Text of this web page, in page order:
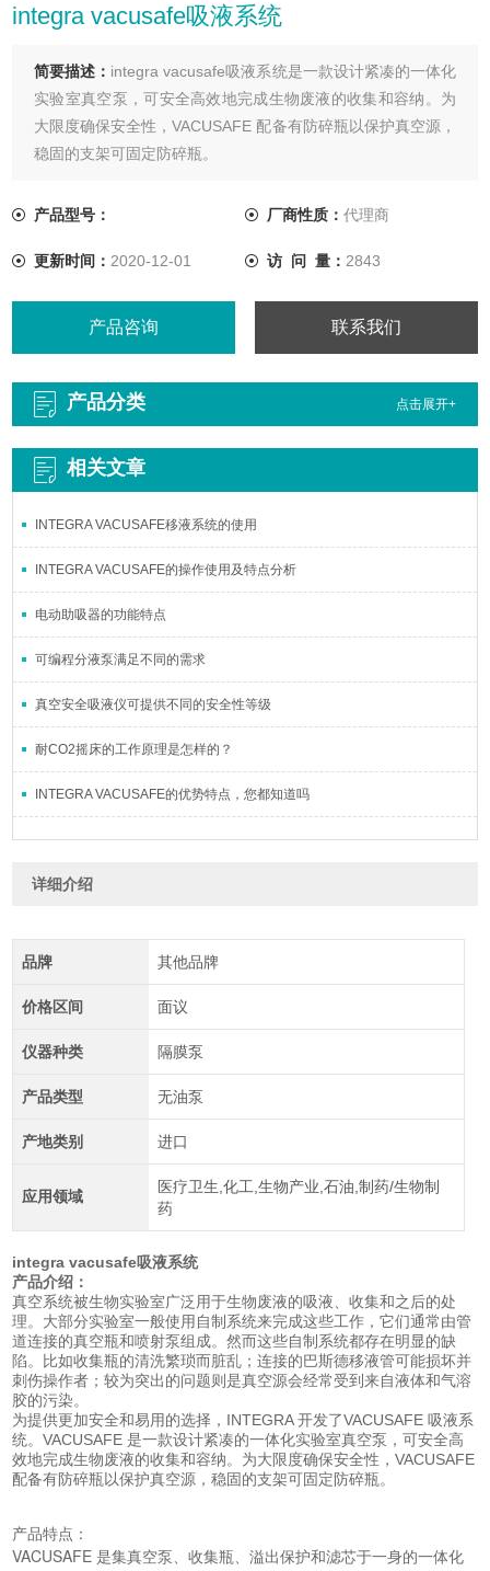
integra vacusafe吸液系统
简要描述： integra vacusafe吸液系统是一款设计紧凑的一体化
实验室真空泵，可安全高效地完成生物废液的收集和容纳。为
大限度确保安全性，VACUSAFE 配备有防碎瓶以保护真空源，
稳固的支架可固定防碎瓶。
产品型号： 厂商性质： 代理商
更新时间： 2020-12-01 访 问 量： 2843
产品咨询 联系我们
产品分类 点击展开+
相关文章
INTEGRA VACUSAFE移液系统的使用
INTEGRA VACUSAFE的操作使用及特点分析
电动助吸器的功能特点
可编程分液泵满足不同的需求
真空安全吸液仪可提供不同的安全性等级
耐CO2摇床的工作原理是怎样的？
INTEGRA VACUSAFE的优势特点，您都知道吗
详细介绍
品牌 其他品牌
价格区间 面议
仪器种类 隔膜泵
产品类型 无油泵
产地类别 进口
应用领域
医疗卫生,化工,生物产业,石油,制药/生物制
药
integra vacusafe吸液系统
产品介绍：
真空系统被生物实验室广泛用于生物废液的吸液、收集和之后的处
理。大部分实验室一般使用自制系统来完成这些工作，它们通常由管
道连接的真空瓶和喷射泵组成。然而这些自制系统都存在明显的缺
陷。比如收集瓶的清洗繁琐而脏乱；连接的巴斯德移液管可能损坏并
刺伤操作者；较为突出的问题则是真空源会经常受到来自液体和气溶
胶的污染。
为提供更加安全和易用的选择，INTEGRA 开发了VACUSAFE 吸液系
统。VACUSAFE 是一款设计紧凑的一体化实验室真空泵，可安全高
效地完成生物废液的收集和容纳。为大限度确保安全性，VACUSAFE
配备有防碎瓶以保护真空源，稳固的支架可固定防碎瓶。
产品特点：
VACUSAFE 是集真空泵、收集瓶、溢出保护和滤芯于一身的一体化